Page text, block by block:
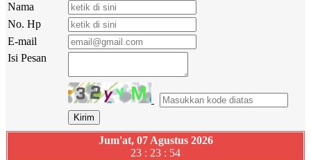
Nama
No. Hp
E-mail
Isi Pesan
Jum'at, 07 Agustus 2026
23 : 23 : 54